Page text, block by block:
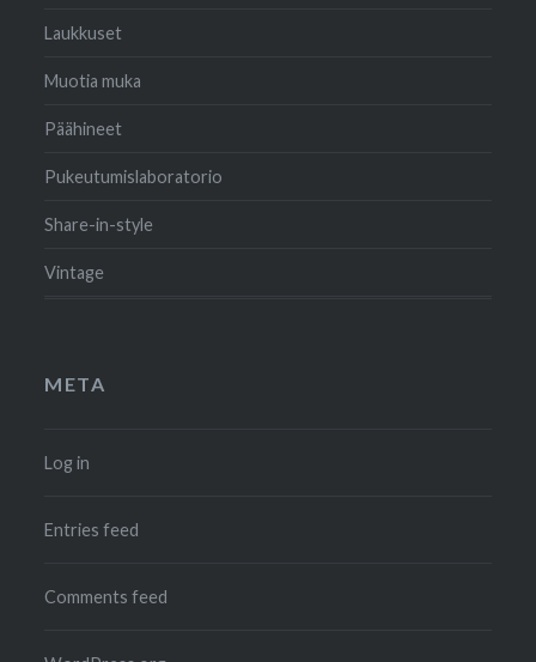
Laukkuset
Muotia muka
Päähineet
Pukeutumislaboratorio
Share-in-style
Vintage
META
Log in
Entries feed
Comments feed